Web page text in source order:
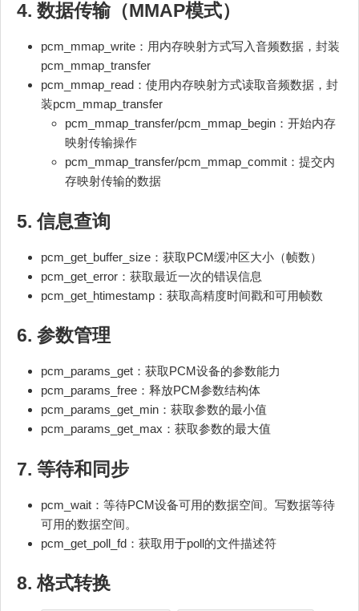
4. 数据传输（MMAP模式）
pcm_mmap_write：用内存映射方式写入音频数据，封装
pcm_mmap_transfer
pcm_mmap_read：使用内存映射方式读取音频数据，封
装pcm_mmap_transfer
pcm_mmap_transfer/pcm_mmap_begin：开始内存
映射传输操作
pcm_mmap_transfer/pcm_mmap_commit：提交内
存映射传输的数据
5. 信息查询
pcm_get_buffer_size：获取PCM缓冲区大小（帧数）
pcm_get_error：获取最近一次的错误信息
pcm_get_htimestamp：获取高精度时间戳和可用帧数
6. 参数管理
pcm_params_get：获取PCM设备的参数能力
pcm_params_free：释放PCM参数结构体
pcm_params_get_min：获取参数的最小值
pcm_params_get_max：获取参数的最大值
7. 等待和同步
pcm_wait：等待PCM设备可用的数据空间。写数据等待
可用的数据空间。
pcm_get_poll_fd：获取用于poll的文件描述符
8. 格式转换